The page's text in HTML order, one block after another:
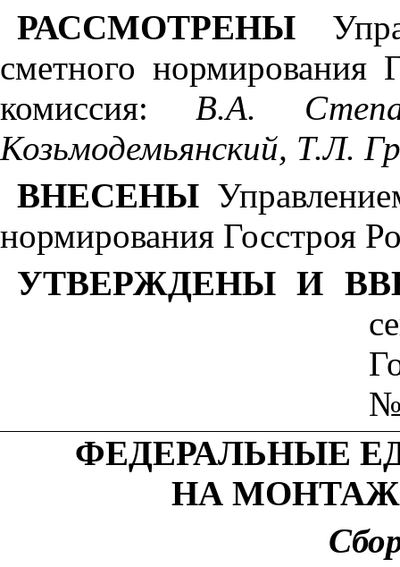
РАССМОТРЕНЫ
сметного нормирования
комиссия: В.А.
Козьмодемьянский, Т.Л.
ВНЕСЕНЫ
нормирования Госстроя
УТВЕРЖДЕНЫ И
№
ФЕДЕРАЛЬНЫЕ
НА МОНТАЖ